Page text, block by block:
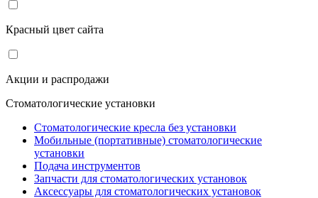
Красный цвет сайта
Акции и распродажи
Стоматологические установки
Стоматологические кресла без установки
Мобильные (портативные) стоматологические
установки
Подача инструментов
Запчасти для стоматологических установок
Аксессуары для стоматологических установок